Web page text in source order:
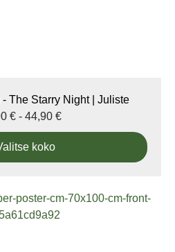
The Starry Night | Juliste
€ - 44,90 €
koko